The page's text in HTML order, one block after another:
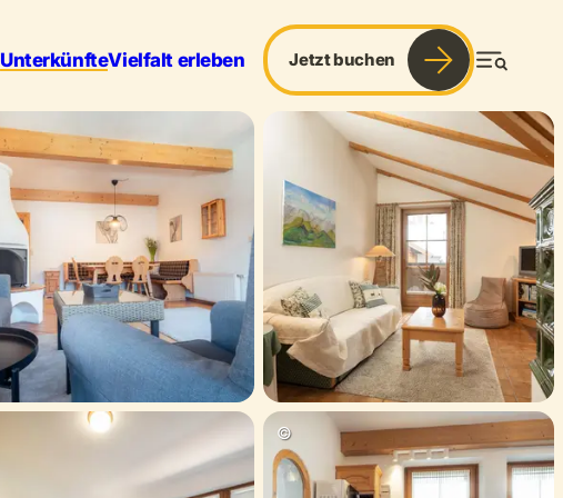
UnterkünfteVielfalt erleben
Jetzt buchen Menü
©